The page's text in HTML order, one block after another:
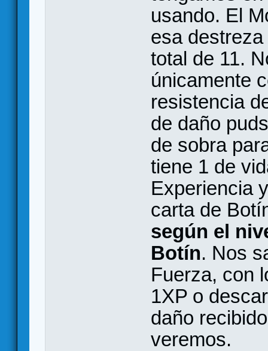
usando. El
esa
total de 11.
únicamente
resistencia
de daño
de sobra
tiene 1 de
Experiencia
carta de
según el
Botín. Nos
Fuerza, con
1XP o
daño
veremos.